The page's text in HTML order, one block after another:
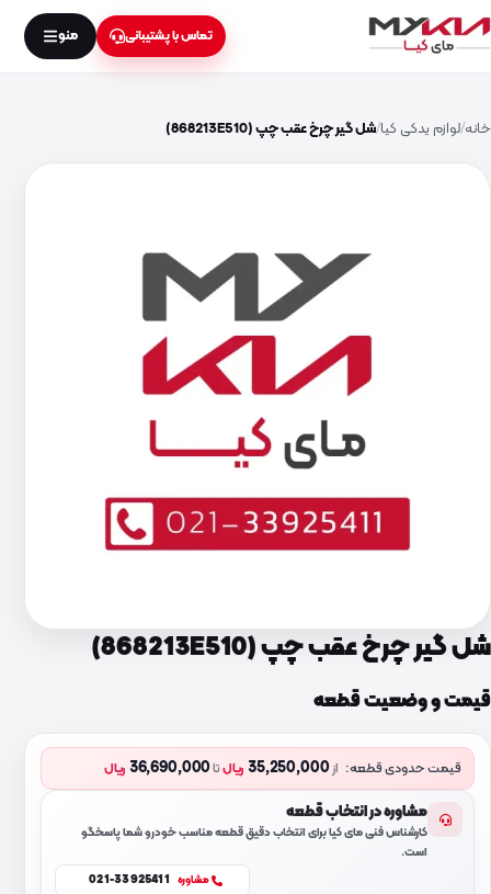
تماس با پشتیبانی منو
خانه لوازم یدکی کیا شل گیر چرخ عقب چپ (868213E510)
شل گیر چرخ عقب چپ (868213E510)
قیمت و وضعیت قطعه
قیمت حدودی قطعه: از35,250,000 ریالتا36,690,000 ریال
مشاوره در انتخاب قطعه
کارشناس فنی مای کیا برای انتخاب دقیق قطعه مناسب خودرو شما پاسخگو
است.
مشاوره 021-33925411